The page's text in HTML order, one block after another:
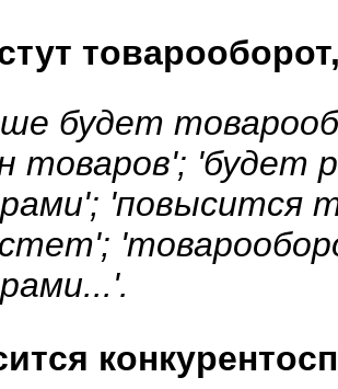
будет
товаров'; 'будет
'повысится